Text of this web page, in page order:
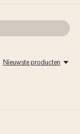
Nieuwste producten